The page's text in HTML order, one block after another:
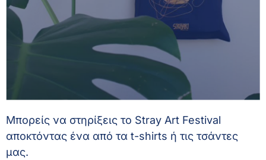
Μπορείς να στηρίξεις το Stray Art Festival
αποκτόντας ένα από τα t-shirts ή τις τσάντες
μας.